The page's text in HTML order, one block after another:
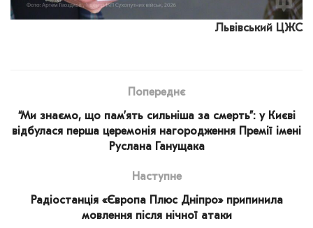
Львівський ЦЖС
Попереднє
“Ми знаємо, що памʼять сильніша за смерть”: у Києві
відбулася перша церемонія нагородження Премії імені
Руслана Ганущака
Наступне
Радіостанція «Європа Плюс Дніпро» припинила
мовлення після нічної атаки